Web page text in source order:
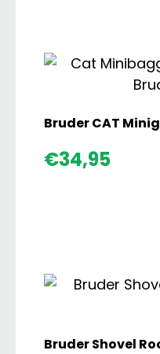
Bruder CAT
€34,95
Bruder Shovel